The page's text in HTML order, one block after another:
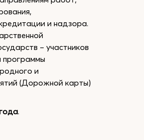
и надзора.
– участников
программы
и
(Дорожной карты)
.